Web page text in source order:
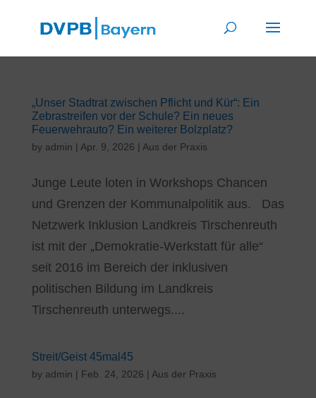
„Unser Stadtrat zwischen Pflicht und Kür“: Ein
Zebrastreifen vor der Schule? Ein neues
Feuerwehrauto? Ein weiterer Bolzplatz?
by admin | Apr. 9, 2026 | Aus der Praxis
Junge Leute loten in Workshops Chancen
und Grenzen der Kommunalpolitik aus. Das
Netzwerk Inklusion Landkreis Tirschenreuth
ist mit der „Demokratie-Werkstatt für alle“
seit 2016 im Bereich der inklusiven
politischen Bildung im Landkreis
Tirschenreuth unterwegs....
Streit/Geist 45mal45
by admin | Feb. 24, 2026 | Aus der Praxis